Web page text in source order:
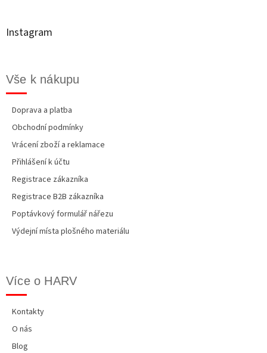
Instagram
Vše k nákupu
Doprava a platba
Obchodní podmínky
Vrácení zboží a reklamace
Přihlášení k účtu
Registrace zákazníka
Registrace B2B zákazníka
Poptávkový formulář nářezu
Výdejní místa plošného materiálu
Více o HARV
Kontakty
O nás
Blog